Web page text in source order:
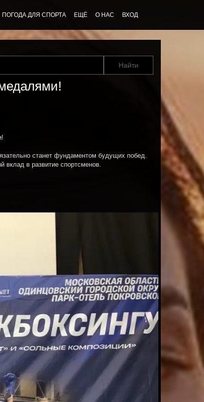
ПОГОДА ДЛЯ СПОРТА ЕЩЁ О НАС ВХОД
станет фундаментом будущих побед.
вклад в развитие спортсменов.